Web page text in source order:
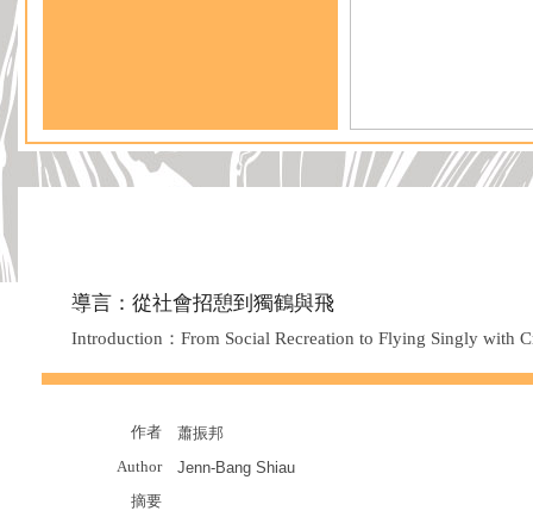
導言：從社會招憩到獨鶴與飛
Introduction：From Social Recreation to Flying Singly with
作者
蕭振邦
Author
Jenn-Bang Shiau
摘要